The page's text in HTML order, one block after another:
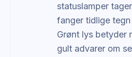
statuslamper
fanger tidlige
Grønt lys betyder
gult advarer om